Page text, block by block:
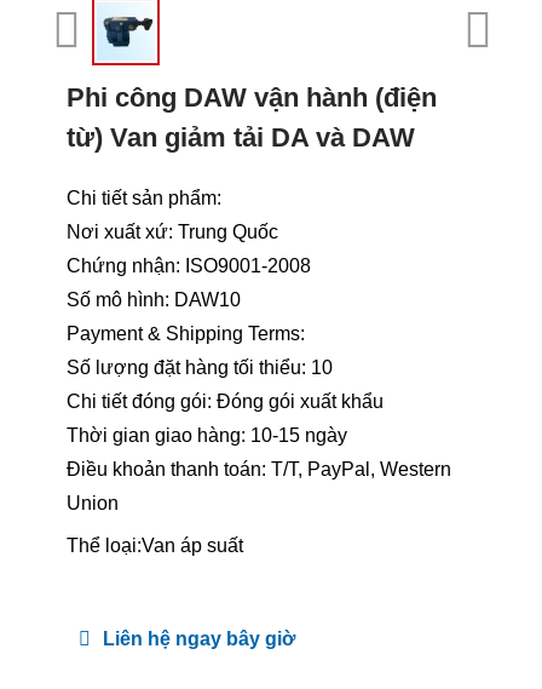
Phi công DAW vận hành (điện
từ) Van giảm tải DA và DAW
Chi tiết sản phẩm:
Nơi xuất xứ: Trung Quốc
Chứng nhận: ISO9001-2008
Số mô hình: DAW10
Payment & Shipping Terms:
Số lượng đặt hàng tối thiểu: 10
Chi tiết đóng gói: Đóng gói xuất khẩu
Thời gian giao hàng: 10-15 ngày
Điều khoản thanh toán: T/T, PayPal, Western
Union
Thể loại:Van áp suất
Liên hệ ngay bây giờ